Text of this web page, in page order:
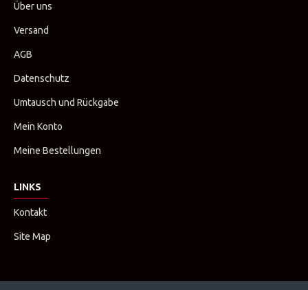
Über uns
Versand
AGB
Datenschutz
Umtausch und Rückgabe
Mein Konto
Meine Bestellungen
LINKS
Kontakt
Site Map